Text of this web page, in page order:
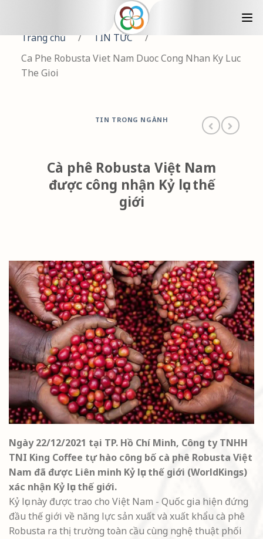
Trang chủ / TIN TỨC
/
Ca Phe Robusta Viet Nam Duoc Cong Nhan Ky Luc
The Gioi
TIN TRONG NGÀNH
Cà phê Robusta Việt Nam
được công nhận Kỷ lục thế
giới
Ngày 22/12/2021 tại TP. Hồ Chí Minh, Công ty TNHH
TNI King Coffee tự hào công bố cà phê Robusta Việt
Nam đã được Liên minh Kỷ lục thế giới (WorldKings)
xác nhận Kỷ lục thế giới.
Kỷ lục này được trao cho Việt Nam - Quốc gia hiện đứng
đầu thế giới về năng lực sản xuất và xuất khẩu cà phê
Robusta ra thị trường toàn cầu cùng nghệ thuật phối